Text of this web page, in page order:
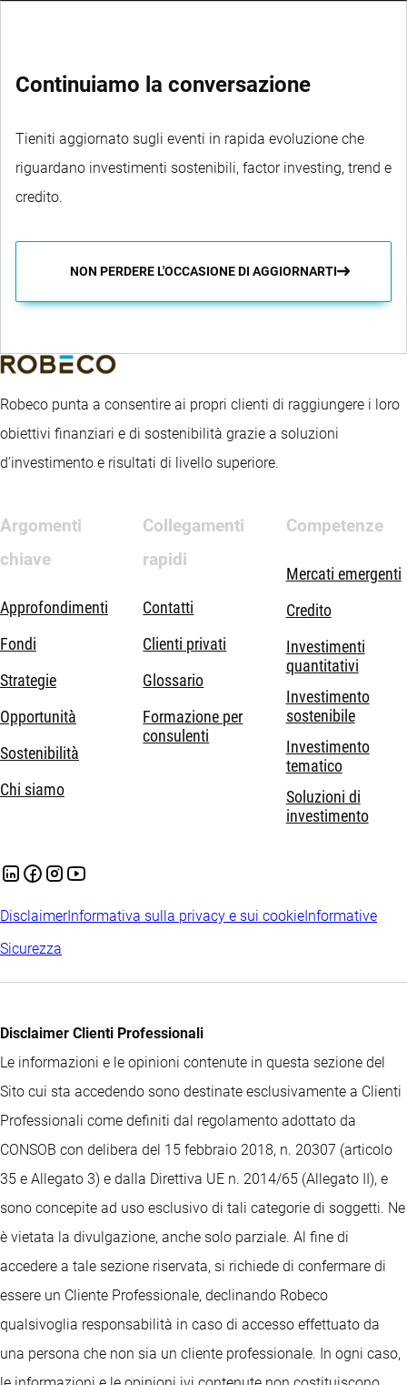
Continuiamo la conversazione
Tieniti aggiornato sugli eventi in rapida evoluzione che
riguardano investimenti sostenibili, factor investing, trend e
credito.
NON PERDERE L'OCCASIONE DI AGGIORNARTI
Robeco punta a consentire ai propri clienti di raggiungere i loro
obiettivi finanziari e di sostenibilità grazie a soluzioni
d’investimento e risultati di livello superiore.
Argomenti
chiave
Approfondimenti
Fondi
Strategie
Opportunità
Sostenibilità
Chi siamo
Collegamenti
rapidi
Contatti
Clienti privati
Glossario
Formazione per
consulenti
Competenze
Mercati emergenti
Credito
Investimenti
quantitativi
Investimento
sostenibile
Investimento
tematico
Soluzioni di
investimento
DisclaimerInformativa sulla privacy e sui cookieInformative
Sicurezza
Disclaimer Clienti Professionali
Le informazioni e le opinioni contenute in questa sezione del
Sito cui sta accedendo sono destinate esclusivamente a Clienti
Professionali come definiti dal regolamento adottato da
CONSOB con delibera del 15 febbraio 2018, n. 20307 (articolo
35 e Allegato 3) e dalla Direttiva UE n. 2014/65 (Allegato II), e
sono concepite ad uso esclusivo di tali categorie di soggetti. Ne
è vietata la divulgazione, anche solo parziale. Al fine di
accedere a tale sezione riservata, si richiede di confermare di
essere un Cliente Professionale, declinando Robeco
qualsivoglia responsabilità in caso di accesso effettuato da
una persona che non sia un cliente professionale. In ogni caso,